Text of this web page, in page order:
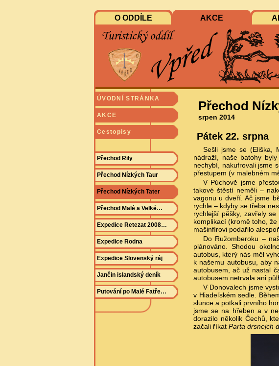
O ODDÍLE AKCE
ÚVODNÍ STRÁNKA
AKCE
Cestopisy
Přechod Rily
Přechod Nízkých Taur
Přechod Nízkých Tater
Přechod Malé a Velké…
Expedice Retezat 2008…
Expedice Rodna
Expedice Slovenský ráj
Jančin islandský deník
Putování po Malé Fatře…
Přechod
srpen 2014
Pátek 22. srpna
Sešli jsme se (Eliška,
nádraží, naše batohy
nechybí, nakufrovali jsme
přestupem (v malebném
V Púchově jsme
takové štěstí neměli –
vagonu u dveří. Ač jsme
rychle – kdyby se třeba
rychlejší pěšky, zavřely
komplikací (kromě toho,
mašinfírovi podařilo
Do Ružomberoku –
plánováno. Shodou
autobus, který nás měl
k našemu autobusu, aby
autobusem, ač už nastal
autobusem netrvala ani
V Donovalech jsme
v Hiadeľském sedle.
slunce a potkali prvního
jsme se na hřeben a v
dorazilo několik Čechů,
začali říkat Parta drsnejch